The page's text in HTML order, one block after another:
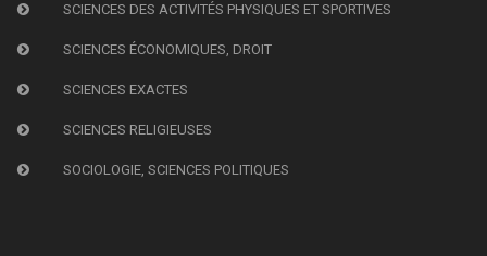
SCIENCES DES ACTIVITÉS PHYSIQUES ET SPORTIVES
SCIENCES ÉCONOMIQUES, DROIT
SCIENCES EXACTES
SCIENCES RELIGIEUSES
SOCIOLOGIE, SCIENCES POLITIQUES